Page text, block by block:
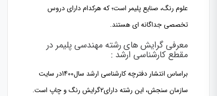
علوم رنگ، صنایع پلیمر است؛که هرکدام دارای دروس
تخصصی جداگانه ای هستند.
معرفی گرایش های رشته مهندسی پلیمر در
مقطع کارشناسی ارشد :
براساس انتشار دفترچه کارشناسی ارشد سال1400در سایت
سازمان سنجش، این رشته دارای2گرایش رنگ و چاپ است.